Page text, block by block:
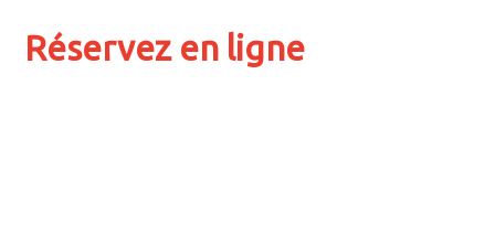
Réservez en ligne